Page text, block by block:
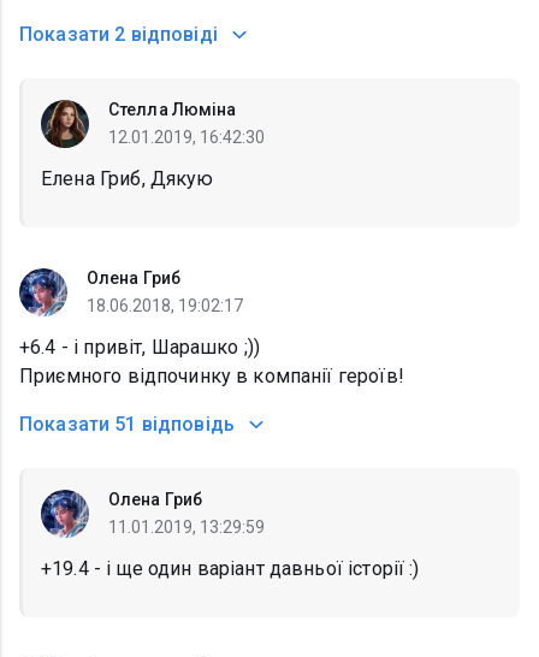
Показати 2 відповіді
Стелла Люміна
12.01.2019, 16:42:30
Елена Гриб, Дякую
Олена Гриб
18.06.2018, 19:02:17
+6.4 - і привіт, Шарашко ;))
Приємного відпочинку в компанії героїв!
Показати 51 відповідь
Олена Гриб
11.01.2019, 13:29:59
+19.4 - і ще один варіант давньої історії :)